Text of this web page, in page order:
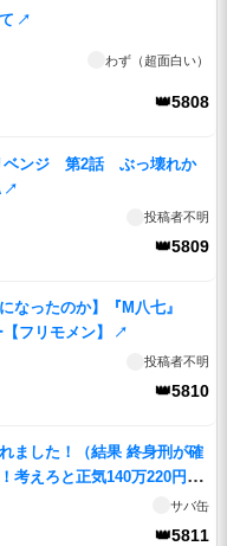
↗
わず（超面白い）
👑5808
ベンジ 第2話 ぶっ壊れか
↗
投稿者不明
👑5809
なったのか】『M八七』
フリモメン】
↗
投稿者不明
👑5810
ました！（結果 終身刑が確
考えろと正気140万220円！
グ！エロッテリア お尻ペン
サバ缶
👑5811